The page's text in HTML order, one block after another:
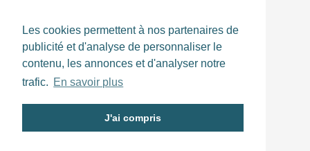
Les cookies permettent à nos partenaires de
publicité et d'analyse de personnaliser le
contenu, les annonces et d'analyser notre
trafic. En savoir plus
J'ai compris